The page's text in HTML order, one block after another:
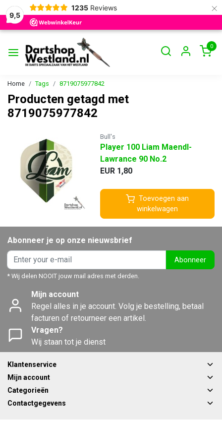
9,5
1235 Reviews ×
0
Home Tags 8719075977842
Producten getagd met
8719075977842
Bull's
Player 100 Liam Maendl-
Lawrance 90 No.2
EUR 1,80
Toevoegen aan
winkelwagen
Abonneer je op onze nieuwsbrief
Abonneer
* Wij delen NOOIT jouw mail adres met derden.
Mijn account
Regel alles in je account. Volg je bestelling, betaal
facturen of retourneer een artikel.
Vragen?
Wij staan tot je dienst
Klantenservice
Mijn account
Categorieën
Contactgegevens